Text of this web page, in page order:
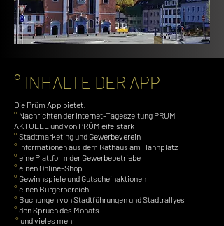
° INHALTE DER APP
Die Prüm App bietet:
° Nachrichten der Internet-Tageszeitung PRÜM
AKTUELL und von PRÜM eifelstark
° Stadtmarketing und Gewerbeverein
° Informationen aus dem Rathaus am Hahnplatz
° eine Plattform der Gewerbebetriebe
° einen Online-Shop
° Gewinnspiele und Gutscheinaktionen
° einen Bürgerbereich
° Buchungen von Stadtführungen und Stadtrallyes
° den Spruch des Monats
° und vieles mehr